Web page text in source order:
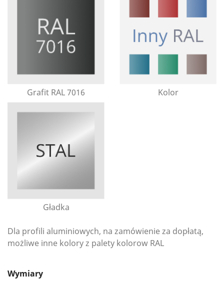
Grafit RAL 7016 Kolor
Gładka
Dla profili aluminiowych, na zamówienie za dopłatą,
możliwe inne kolory z palety kolorow RAL
Wymiary